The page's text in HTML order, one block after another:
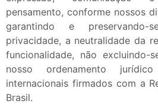
pensamento, conforme nossos
garantindo e
privacidade, a neutralidade da
funcionalidade, não excluindo-
nosso ordenamento
internacionais firmados com a
Brasil.